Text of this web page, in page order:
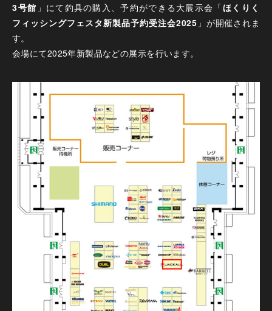
3号館 」にて釣具の購入、予約ができる大展示会「ほくりく
フィッシングフェスタ新製品予約受注会2025 」が開催されま
す。
会場にて2025年新製品などの展示を行います。